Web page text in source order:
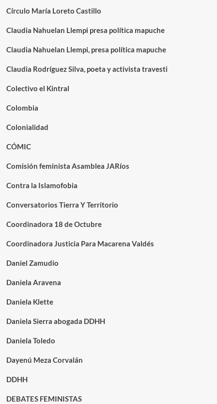
Círculo María Loreto Castillo
Claudia Nahuelan Llempi presa política mapuche
Claudia Nahuelan Llempi, presa política mapuche
Claudia Rodríguez Silva, poeta y activista travesti
Colectivo el Kintral
Colombia
Colonialidad
CÓMIC
Comisión feminista Asamblea JARíos
Contra la Islamofobia
Conversatorios Tierra Y Territorio
Coordinadora 18 de Octubre
Coordinadora Justicia Para Macarena Valdés
Daniel Zamudio
Daniela Aravena
Daniela Klette
Daniela Sierra abogada DDHH
Daniela Toledo
Dayenú Meza Corvalán
DDHH
DEBATES FEMINISTAS